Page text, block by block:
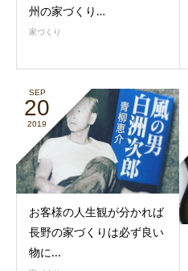
州の家づくり…
家づくり
SEP
20
2019
お客様の人生観が分かれば
長野の家づくりは必ず良い
物に...